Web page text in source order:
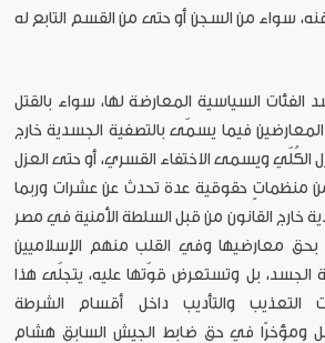
سواء من السجن أو حتى من القسم التابع له
الفئات السياسية المعارضة لها، سواء بالقتل
فيما يسمّى بالتصفية الجسدية خارج
الكُلّي ويسمى الاختفاء القسري، أو حتى العزل
منظماتٍ حقوقية عدة تحدث عن عشرات وربما
خارج القانون من قبل السلطة الأمنية في مصر
بعد 3 يوليو 2013) بحق معارضيها وفي القلب منهم الإسلاميين
الجسد، بل وتستعرض قوّتها عليه، يتجلّى هذا
التعذيب والتأديب داخل أقسام الشرطة
بل ومؤخرًا في حق ضابط الجيش السابق هشام